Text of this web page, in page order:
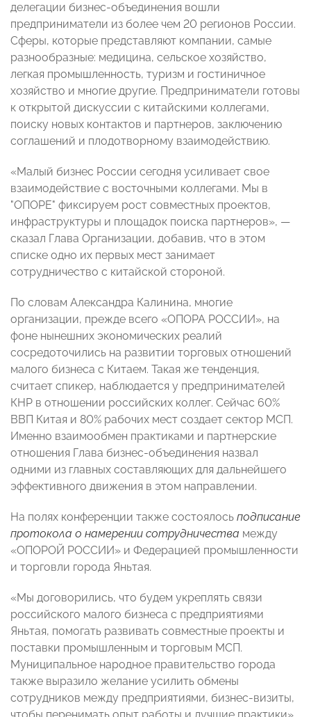
делегации бизнес-объединения вошли
предприниматели из более чем 20 регионов России.
Сферы, которые представляют компании, самые
разнообразные: медицина, сельское хозяйство,
легкая промышленность, туризм и гостиничное
хозяйство и многие другие. Предприниматели готовы
к открытой дискуссии с китайскими коллегами,
поиску новых контактов и партнеров, заключению
соглашений и плодотворному взаимодействию.
«Малый бизнес России сегодня усиливает свое
взаимодействие с восточными коллегами. Мы в
"ОПОРЕ" фиксируем рост совместных проектов,
инфраструктуры и площадок поиска партнеров», —
сказал Глава Организации, добавив, что в этом
списке одно их первых мест занимает
сотрудничество с китайской стороной.
По словам Александра Калинина, многие
организации, прежде всего «ОПОРА РОССИИ», на
фоне нынешних экономических реалий
сосредоточились на развитии торговых отношений
малого бизнеса с Китаем. Такая же тенденция,
считает спикер, наблюдается у предпринимателей
КНР в отношении российских коллег. Сейчас 60%
ВВП Китая и 80% рабочих мест создает сектор МСП.
Именно взаимообмен практиками и партнерские
отношения Глава бизнес-объединения назвал
одними из главных составляющих для дальнейшего
эффективного движения в этом направлении.
На полях конференции также состоялось подписание
протокола о намерении сотрудничества между
«ОПОРОЙ РОССИИ» и Федерацией промышленности
и торговли города Яньтая.
«Мы договорились, что будем укреплять связи
российского малого бизнеса с предприятиями
Яньтая, помогать развивать совместные проекты и
поставки промышленным и торговым МСП.
Муниципальное народное правительство города
также выразило желание усилить обмены
сотрудников между предприятиями, бизнес-визиты,